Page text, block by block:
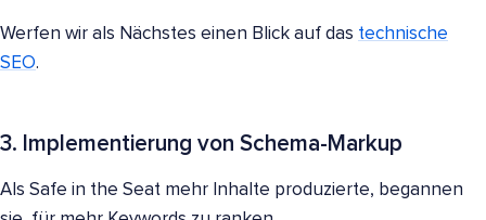
Werfen wir als Nächstes einen Blick auf das technische
SEO.
3. Implementierung von Schema-Markup
Als Safe in the Seat mehr Inhalte produzierte, begannen